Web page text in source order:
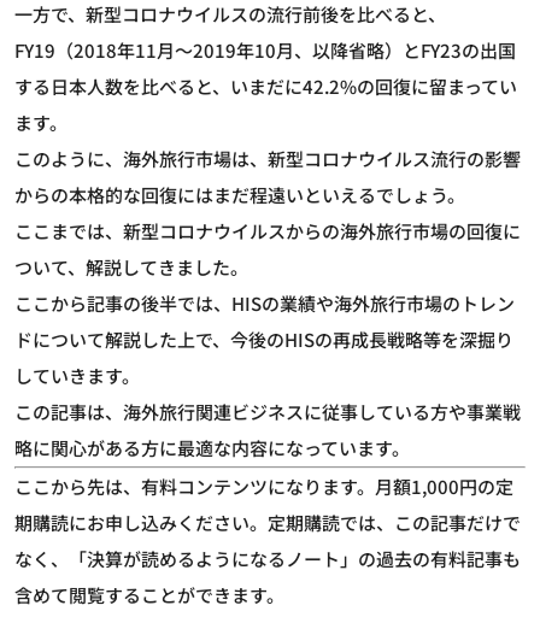
一方で、新型コロナウイルスの流行前後を比べると、
FY19（2018年11月～2019年10月、以降省略）とFY23の出国
する日本人数を比べると、いまだに42.2%の回復に留まってい
ます。
このように、海外旅行市場は、新型コロナウイルス流行の影響
からの本格的な回復にはまだ程遠いといえるでしょう。
ここまでは、新型コロナウイルスからの海外旅行市場の回復に
ついて、解説してきました。
ここから記事の後半では、HISの業績や海外旅行市場のトレン
ドについて解説した上で、今後のHISの再成長戦略等を深掘り
していきます。
この記事は、海外旅行関連ビジネスに従事している方や事業戦
略に関心がある方に最適な内容になっています。
ここから先は、有料コンテンツになります。月額1,000円の定
期購読にお申し込みください。定期購読では、この記事だけで
なく、「決算が読めるようになるノート」の過去の有料記事も
含めて閲覧することができます。